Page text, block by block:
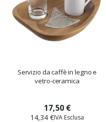
Servizio da caffè in legno e
vetro-ceramica
17,50 €
14,34 €